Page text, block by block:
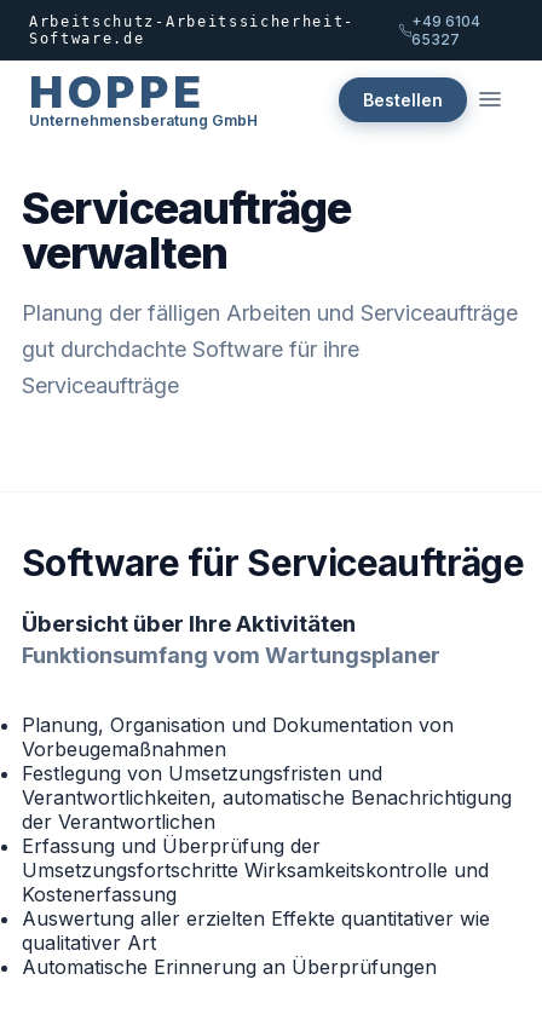
Arbeitschutz-Arbeitssicherheit-
Software.de
+49 6104
65327
HOPPE
Unternehmensberatung GmbH
Bestellen
Serviceaufträge
verwalten
Planung der fälligen Arbeiten und Serviceaufträge
gut durchdachte Software für ihre
Serviceaufträge
Software für Serviceaufträge
Übersicht über Ihre Aktivitäten
Funktionsumfang vom Wartungsplaner
Planung, Organisation und Dokumentation von
Vorbeugemaßnahmen
Festlegung von Umsetzungsfristen und
Verantwortlichkeiten, automatische Benachrichtigung
der Verantwortlichen
Erfassung und Überprüfung der
Umsetzungsfortschritte Wirksamkeitskontrolle und
Kostenerfassung
Auswertung aller erzielten Effekte quantitativer wie
qualitativer Art
Automatische Erinnerung an Überprüfungen